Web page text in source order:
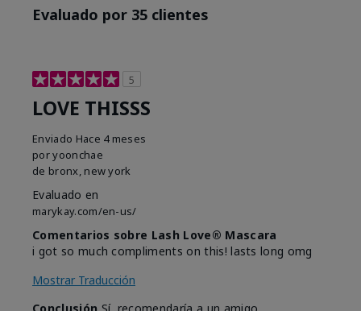
Evaluado por 35 clientes
5
LOVE THISSS
Enviado Hace 4 meses
poryoonchae
de bronx, new york
Evaluado en
marykay.com/en-us/
Comentarios sobre Lash Love® Mascara
i got so much compliments on this! lasts long omg
Mostrar Traducción